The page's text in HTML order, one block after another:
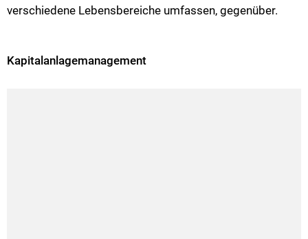
verschiedene Lebensbereiche umfassen, gegenüber.
Kapitalanlagemanagement